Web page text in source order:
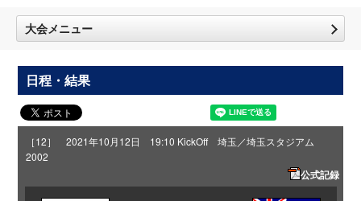
大会メニュー
日程・結果
［12］ 2021年10月12日 19:10 KickOff 埼玉／埼玉スタジアム
2002
公式記録